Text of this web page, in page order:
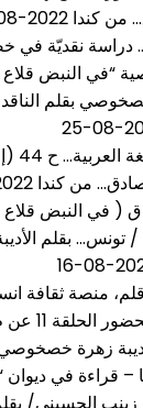
القلبِ في الصمَمِ
من كندا 2022-08-30
دراسة نقديّة في
“في النبض قلاع
بقلم
من كندا 08-22
( في النبض قلاع
بقلم
2022-
منصة ثقافة
من ناقد
زهرة
– قراءة في